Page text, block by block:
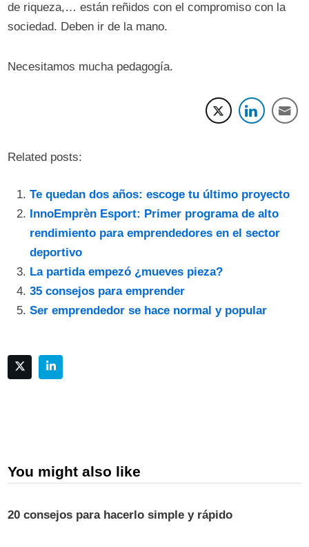
de riqueza,… están reñidos con el compromiso con la
sociedad. Deben ir de la mano.
Necesitamos mucha pedagogía.
Related posts:
Te quedan dos años: escoge tu último proyecto
InnoEmprèn Esport: Primer programa de alto
rendimiento para emprendedores en el sector
deportivo
La partida empezó ¿mueves pieza?
35 consejos para emprender
Ser emprendedor se hace normal y popular
You might also like
20 consejos para hacerlo simple y rápido